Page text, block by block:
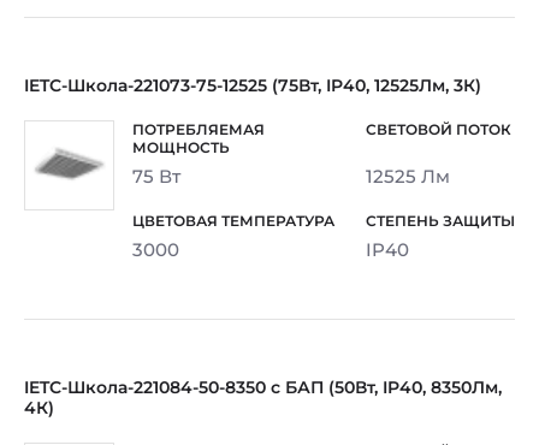
IETC-Школа-221073-75-12525 (75Вт, IP40, 12525Лм, 3К)
75 Вт 12525 Лм
3000 IP40
IETC-Школа-221084-50-8350 с БАП (50Вт, IP40, 8350Лм,
4К)